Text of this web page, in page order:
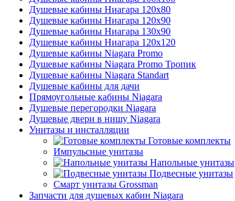
Душевые кабины Ниагара 120x80
Душевые кабины Ниагара 120x90
Душевые кабины Ниагара 130x90
Душевые кабины Ниагара 120x120
Душевые кабины Niagara Promo
Душевые кабины Niagara Promo Тропик
Душевые кабины Niagara Standart
Душевые кабины для дачи
Прямоугольные кабины Niagara
Душевые перегородки Niagara
Душевые двери в нишу Niagara
Унитазы и инсталляции
Готовые комплекты
Импульсные унитазы
Напольные унитазы
Подвесные унитазы
Смарт унитазы Grossman
Запчасти для душевых кабин Niagara